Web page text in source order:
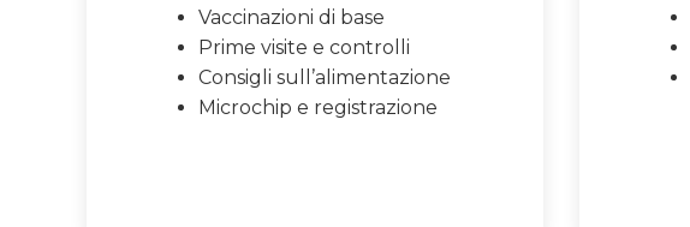
Vaccinazioni di base
Prime visite e controlli
Consigli sull’alimentazione
Microchip e registrazione